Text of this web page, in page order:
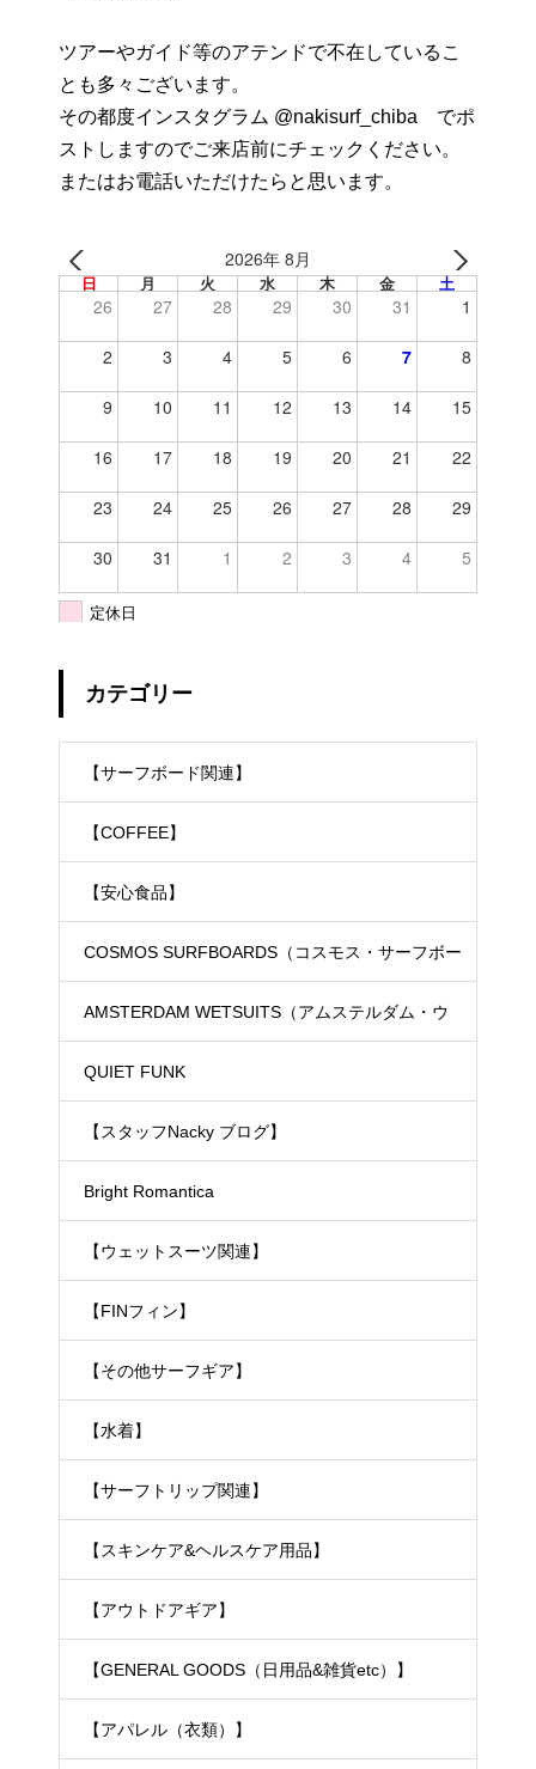
ツアーやガイド等のアテンドで不在しているこ
とも多々ございます。
その都度インスタグラム @nakisurf_chiba でポ
ストしますのでご来店前にチェックください。
またはお電話いただけたらと思います。
2026年 8月
日 月 火 水 木 金 土
26 27 28 29 30 31 1
2 3 4 5 6 7 8
9 10 11 12 13 14 15
16 17 18 19 20 21 22
23 24 25 26 27 28 29
30 31 1 2 3 4 5
定休日
カテゴリー
【サーフボード関連】
【COFFEE】
【安心食品】
COSMOS SURFBOARDS（コスモス・サーフボー
ド）
AMSTERDAM WETSUITS（アムステルダム・ウ
ェットスーツ）
QUIET FUNK
【スタッフNacky ブログ】
Bright Romantica
【ウェットスーツ関連】
【FINフィン】
【その他サーフギア】
【水着】
【サーフトリップ関連】
【スキンケア&ヘルスケア用品】
【アウトドアギア】
【GENERAL GOODS（日用品&雑貨etc）】
【アパレル（衣類）】